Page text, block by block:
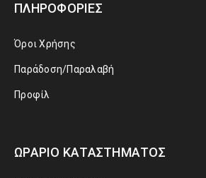
ΠΛΗΡΟΦΟΡΊΕΣ
Όροι Χρήσης
Παράδοση/Παραλαβή
Προφίλ
ΩΡΆΡΙΟ ΚΑΤΑΣΤΉΜΑΤΟΣ